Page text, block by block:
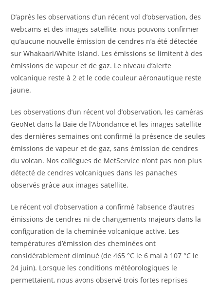
D’après les observations d’un récent vol d’observation, des
webcams et des images satellite, nous pouvons confirmer
qu’aucune nouvelle émission de cendres n’a été détectée
sur Whakaari/White Island. Les émissions se limitent à des
émissions de vapeur et de gaz. Le niveau d’alerte
volcanique reste à 2 et le code couleur aéronautique reste
jaune.
Les observations d’un récent vol d’observation, les caméras
GeoNet dans la Baie de l’Abondance et les images satellite
des dernières semaines ont confirmé la présence de seules
émissions de vapeur et de gaz, sans émission de cendres
du volcan. Nos collègues de MetService n’ont pas non plus
détecté de cendres volcaniques dans les panaches
observés grâce aux images satellite.
Le récent vol d’observation a confirmé l’absence d’autres
émissions de cendres ni de changements majeurs dans la
configuration de la cheminée volcanique active. Les
températures d’émission des cheminées ont
considérablement diminué (de 465 °C le 6 mai à 107 °C le
24 juin). Lorsque les conditions météorologiques le
permettaient, nous avons observé trois fortes reprises